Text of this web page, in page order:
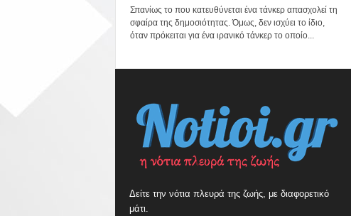
Σπανίως το που κατευθύνεται ένα τάνκερ απασχολεί τη
σφαίρα της δημοσιότητας. Όμως, δεν ισχύει το ίδιο,
όταν πρόκειται για ένα ιρανικό τάνκερ το οποίο...
Δείτε την νότια πλευρά της ζωής, με διαφορετικό
μάτι.